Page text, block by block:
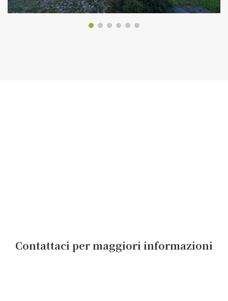
Contattaci per maggiori informazioni